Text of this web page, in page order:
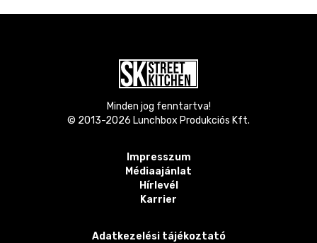
Minden jog fenntartva!
© 2013-2026 Lunchbox Produkciós Kft.
Impresszum
Médiaajánlat
Hírlevél
Karrier
Adatkezelési tájékoztató